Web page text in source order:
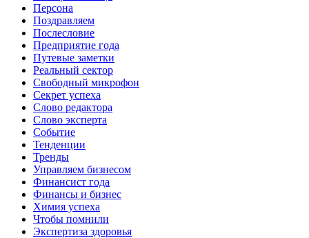
Персона
Поздравляем
Послесловие
Предприятие года
Путевые заметки
Реальный сектор
Свободный микрофон
Секрет успеха
Слово редактора
Слово эксперта
Событие
Тенденции
Тренды
Управляем бизнесом
Финансист года
Финансы и бизнес
Химия успеха
Чтобы помнили
Экспертиза здоровья